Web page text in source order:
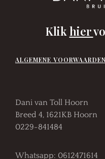
Klikhier
ALGEMENE VOORWAARDEN
Dani van Toll Hoorn
Breed 4, 1621KB Hoorn
0229-841484
Whatsapp: 0612471614